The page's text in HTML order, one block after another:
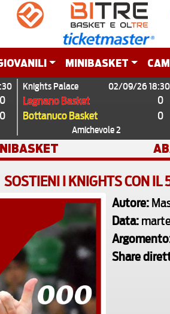
MINIBASKET
0
0
Knights Palace 02/09/26 18:30
Legnano Basket
0
Bottanuco Basket
0
Amichevole 2
SOSTIENI I KNIGHTS CON IL
Autore:
Data:
Share